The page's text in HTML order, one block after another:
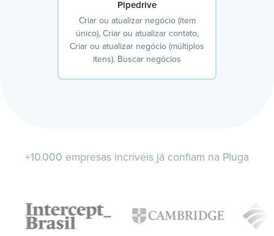
Pipedrive
Criar ou atualizar negócio (item
único), Criar ou atualizar contato,
Criar ou atualizar negócio (múltiplos
itens), Buscar negócios
+10.000 empresas incríveis já confiam na Pluga